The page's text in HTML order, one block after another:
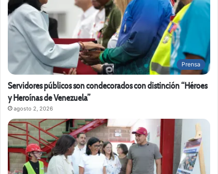
Prensa
Servidores públicos son condecorados con distinción “Héroes
y Heroínas de Venezuela”
agosto 2, 2026